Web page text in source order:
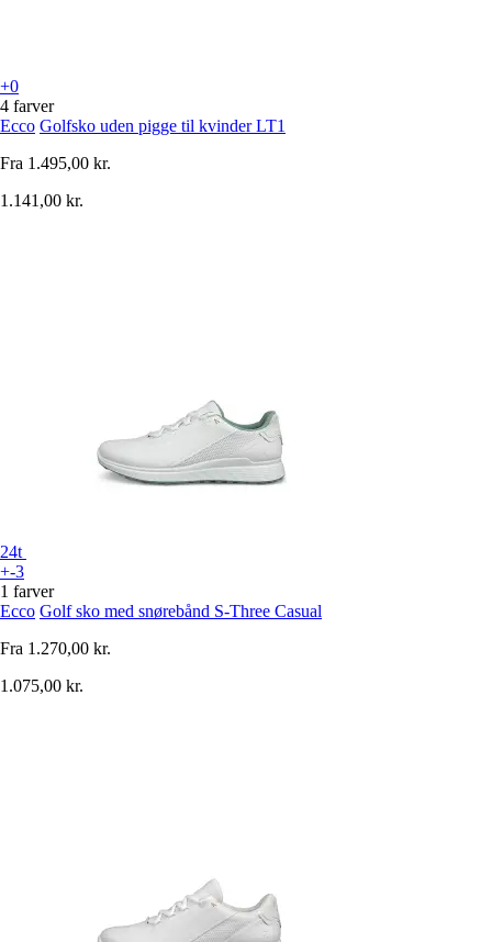
+0
4 farver
Ecco Golfsko uden pigge til kvinder LT1
Fra 1.495,00 kr.
1.141,00 kr.
24t
+-3
1 farver
Ecco Golf sko med snørebånd S-Three Casual
Fra 1.270,00 kr.
1.075,00 kr.